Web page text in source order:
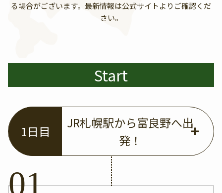
る場合がございます。最新情報は公式サイトよりご確認くだ
さい。
Start
1日目
JR札幌駅から富良野へ出
発！